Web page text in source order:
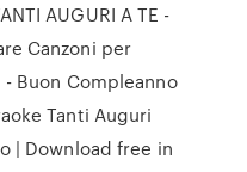
AUGURI A TE -
Canzoni per
Buon Compleanno
Tanti Auguri
| Download free in